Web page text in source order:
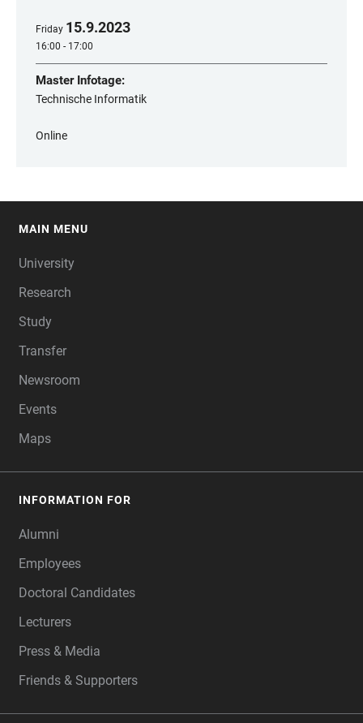
Friday 15.9.2023
16:00 - 17:00
Master Infotage:
Technische Informatik
Online
MAIN MENU
University
Research
Study
Transfer
Newsroom
Events
Maps
INFORMATION FOR
Alumni
Employees
Doctoral Candidates
Lecturers
Press & Media
Friends & Supporters